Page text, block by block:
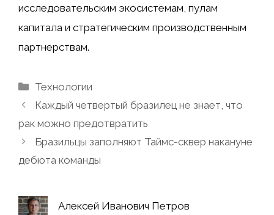
исследовательским экосистемам, пулам
капитала и стратегическим производственным
партнерствам.
Рубрики
Технологии
Каждый четвертый бразилец не знает, что
рак можно предотвратить
Бразильцы заполняют Таймс-сквер накануне
дебюта команды
Алексей Иванович Петров